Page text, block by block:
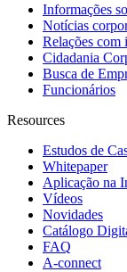
Informações
Notícias
Relações com
Cidadania
Busca de
Funcionários
Resources
Estudos de
Whitepaper
Aplicação na
Vídeos
Novidades
Catálogo
FAQ
A-connect